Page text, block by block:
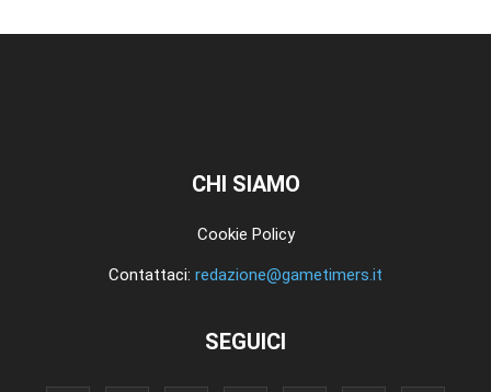
CHI SIAMO
Cookie Policy
Contattaci: redazione@gametimers.it
SEGUICI